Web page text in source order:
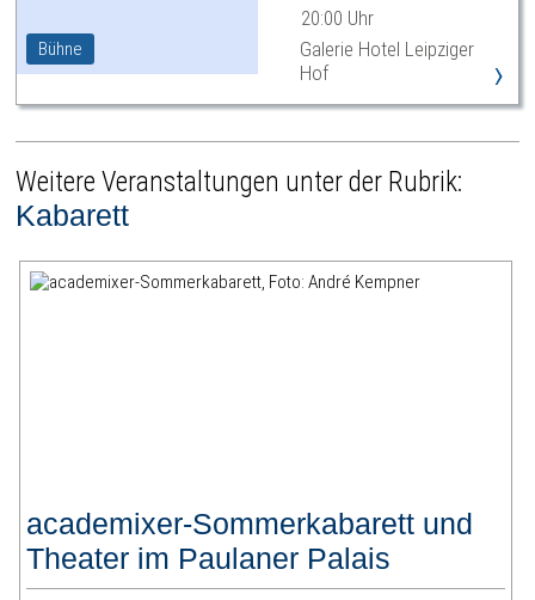
Bühne
20:00 Uhr
Galerie Hotel Leipziger
Hof
›
Weitere Veranstaltungen unter der Rubrik:
Kabarett
academixer-Sommerkabarett und
Theater im Paulaner Palais